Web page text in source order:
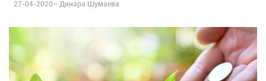
27-04-2020– Динара Шумаева